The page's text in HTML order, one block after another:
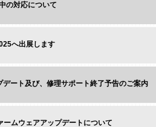
の対応について
へ出展します
ート及び、修理サポート終了予告のご案内
ムウェアアップデートについて